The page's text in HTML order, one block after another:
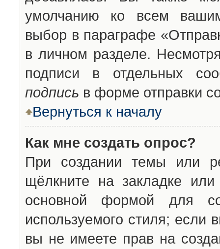
умолчанию ко всем
выбор в параграфе
в личном разделе.
подписи в отдельных
подпись в форме отправки
Вернуться к началу
Как мне создать опрос?
При создании темы или
щёлкните на закладке
основной формой для
используемого стиля; если
вы не имеете прав на